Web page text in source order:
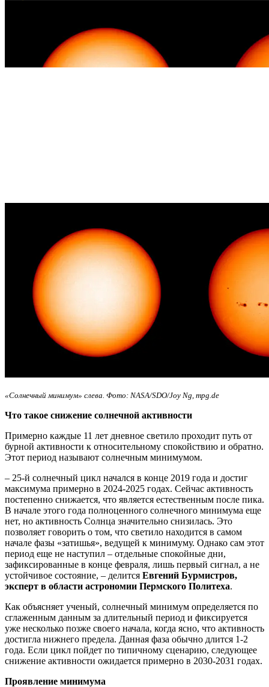
«Солнечный минимум» слева. Фото: NASA/SDO/Joy Ng, mpg.de
Что такое снижение солнечной активности
Примерно каждые 11 лет дневное светило проходит путь от
бурной активности к относительному спокойствию и обратно.
Этот период называют солнечным минимумом.
– 25-й солнечный цикл начался в конце 2019 года и достиг
максимума примерно в 2024-2025 годах. Сейчас активность
постепенно снижается, что является естественным после пика.
В начале этого года полноценного солнечного минимума еще
нет, но активность Солнца значительно снизилась. Это
позволяет говорить о том, что светило находится в самом
начале фазы «затишья», ведущей к минимуму. Однако сам этот
период еще не наступил – отдельные спокойные дни,
зафиксированные в конце февраля, лишь первый сигнал, а не
устойчивое состояние, – делится Евгений Бурмистров,
эксперт в области астрономии Пермского Политеха.
Как объясняет ученый, солнечный минимум определяется по
сглаженным данным за длительный период и фиксируется
уже несколько позже своего начала, когда ясно, что активность
достигла нижнего предела. Данная фаза обычно длится 1-2
года. Если цикл пойдет по типичному сценарию, следующее
снижение активности ожидается примерно в 2030-2031 годах.
Проявление минимума